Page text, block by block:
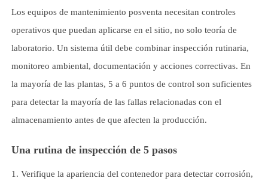
Los equipos de mantenimiento posventa necesitan controles
operativos que puedan aplicarse en el sitio, no solo teoría de
laboratorio. Un sistema útil debe combinar inspección rutinaria,
monitoreo ambiental, documentación y acciones correctivas. En
la mayoría de las plantas, 5 a 6 puntos de control son suficientes
para detectar la mayoría de las fallas relacionadas con el
almacenamiento antes de que afecten la producción.
Una rutina de inspección de 5 pasos
Verifique la apariencia del contenedor para detectar corrosión,